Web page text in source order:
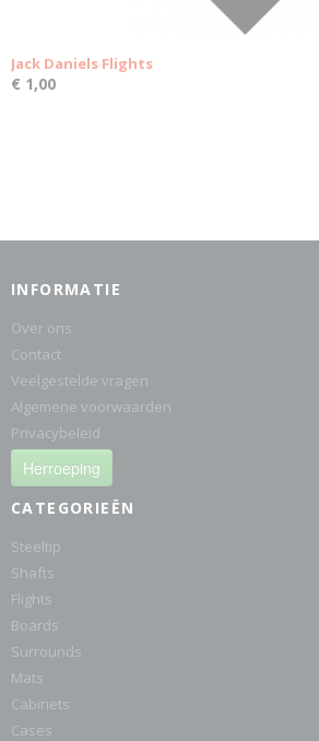
Jack Daniels Flights
€ 1,00
INFORMATIE
Over ons
Contact
Veelgestelde vragen
Algemene voorwaarden
Privacybeleid
Herroeping
CATEGORIEËN
Steeltip
Shafts
Flights
Boards
Surrounds
Mats
Cabinets
Cases